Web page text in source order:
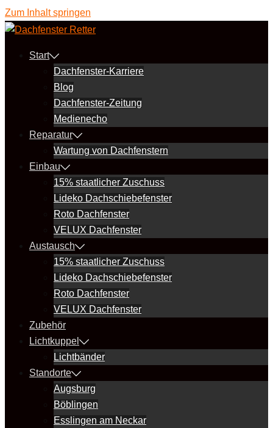
Zum Inhalt springen
Start
Dachfenster-Karriere
Blog
Dachfenster-Zeitung
Medienecho
Reparatur
Wartung von Dachfenstern
Einbau
15% staatlicher Zuschuss
Lideko Dachschiebefenster
Roto Dachfenster
VELUX Dachfenster
Austausch
15% staatlicher Zuschuss
Lideko Dachschiebefenster
Roto Dachfenster
VELUX Dachfenster
Zubehör
Lichtkuppel
Lichtbänder
Standorte
Augsburg
Böblingen
Esslingen am Neckar